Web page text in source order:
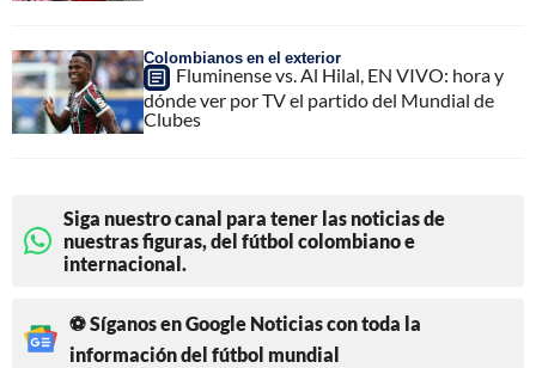
Colombianos en el exterior
Fluminense vs. Al Hilal, EN VIVO: hora y
dónde ver por TV el partido del Mundial de
Clubes
Siga nuestro canal para tener las noticias de
nuestras figuras, del fútbol colombiano e
internacional.
⚽ Síganos en Google Noticias con toda la
información del fútbol mundial